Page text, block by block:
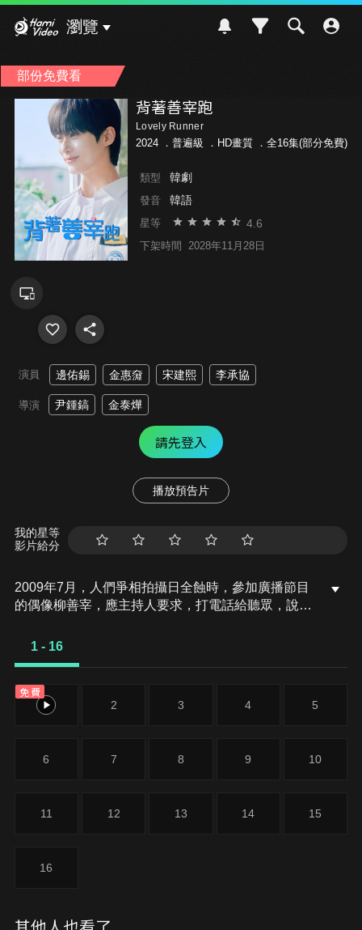
瀏覽
部份免費看
背著善宰跑
Lovely Runner
2024 ． 普遍級 ．HD畫質 ．全16集(部分免費)
類型 韓劇
發音 韓語
星等 4.6
下架時間 2028年11月28日
演員 邊佑錫 金惠奫 宋建熙 李承協
導演 尹鍾鎬 金泰燁
請先登入
播放預告片
我的星等
影片給分
2009年7月，人們爭相拍攝日全蝕時，參加廣播節目
的偶像柳善宰，應主持人要求，打電話給聽眾，說是
都動彈不得，差點輕生的癱瘓病人，氣得說要燒了電
1 - 16
免費
1 2 3 4 5
6 7 8 9 10
11 12 13 14 15
16